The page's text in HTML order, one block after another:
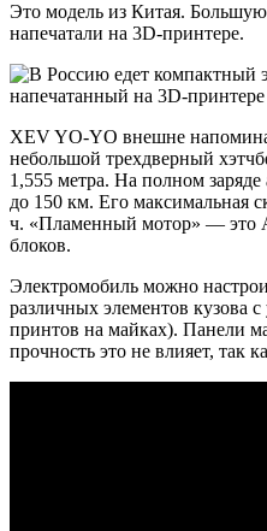
Это модель из Китая.
напечатали на 3D-принтере.
XEV YO-YO внешне
небольшой трехдверный
1,555 метра. На полном
до 150 км. Его максимальная
ч. «Пламенный мотор» — это
блоков.
Электромобиль можно
различных элементов кузова
принтов на майках). Панели
прочность это не влияет, так